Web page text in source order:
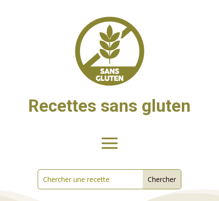
Recettes sans gluten